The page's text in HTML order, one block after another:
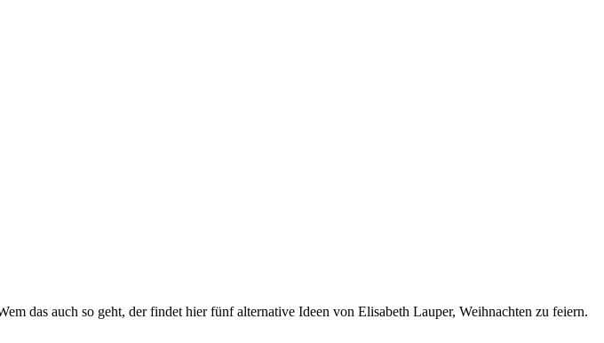
das auch so geht, der findet hier fünf alternative Ideen von Elisabeth Lauper, Weihnachten zu feiern.